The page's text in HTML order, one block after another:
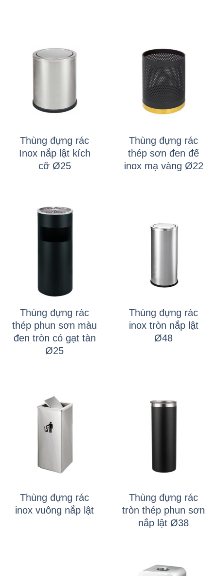
Thùng đựng rác
Inox nắp lật kích
cỡ Ø25
Thùng đựng rác
thép sơn đen đế
inox mạ vàng Ø22
Thùng đựng rác
thép phun sơn màu
đen tròn có gạt tàn
Ø25
Thùng đựng rác
inox tròn nắp lật
Ø48
Thùng đựng rác
inox vuông nắp lật
Thùng đựng rác
tròn thép phun sơn
nắp lật Ø38